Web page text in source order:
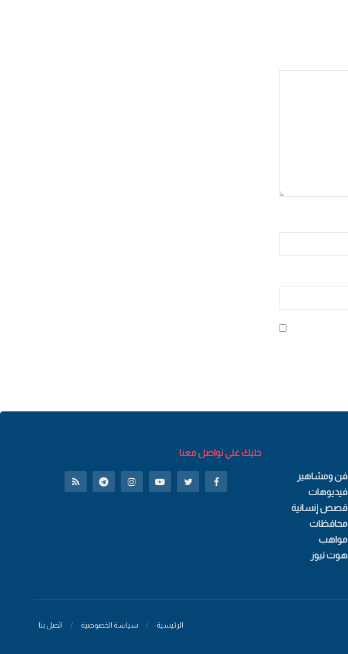
فن ومشاهير
فيديوهات
قصص إنسانية
محافظات
مواهب
هوت نيوز
خليك علي تواصل معنا
الرئيسية سياسة الخصوصية اتصل بنا